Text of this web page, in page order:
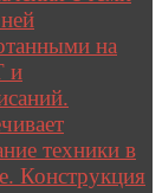
на
и
техники в
Конструкция